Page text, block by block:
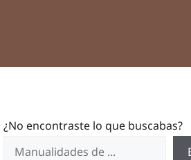
¿No encontraste lo que buscabas?